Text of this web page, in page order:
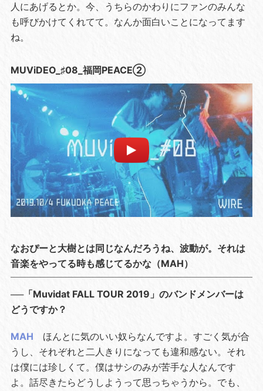
人にあげるとか。今、うちらのかわりにファンのみんな
も呼びかけてくれてて。なんか面白いことになってます
ね。
MUViDEO_♯08_福岡PEACE②
なおぴーと大樹とは同じなんだろうね、波動が。それは
音楽をやってる時も感じてるかな（MAH）
──「Muvidat FALL TOUR 2019」のバンドメンバーは
どうですか？
MAH
ほんとに気のいい奴らなんですよ。すごく気が合
うし、それぞれと二人きりになっても違和感ない。それ
は僕には珍しくて。僕はサシのみが苦手な人なんです
よ。話尽きたらどうしようって思っちゃうから。でも、